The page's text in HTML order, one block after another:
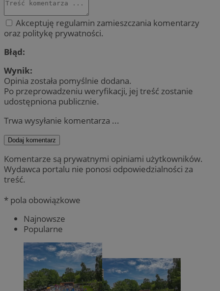
Akceptuję regulamin zamieszczania komentarzy
oraz politykę prywatności.
Błąd:
Wynik:
Opinia została pomyślnie dodana.
Po przeprowadzeniu weryfikacji, jej treść zostanie
udostępniona publicznie.
Trwa wysyłanie komentarza ...
Dodaj komentarz
Komentarze są prywatnymi opiniami użytkowników.
Wydawca portalu nie ponosi odpowiedzialności za
treść.
* pola obowiązkowe
Najnowsze
Popularne